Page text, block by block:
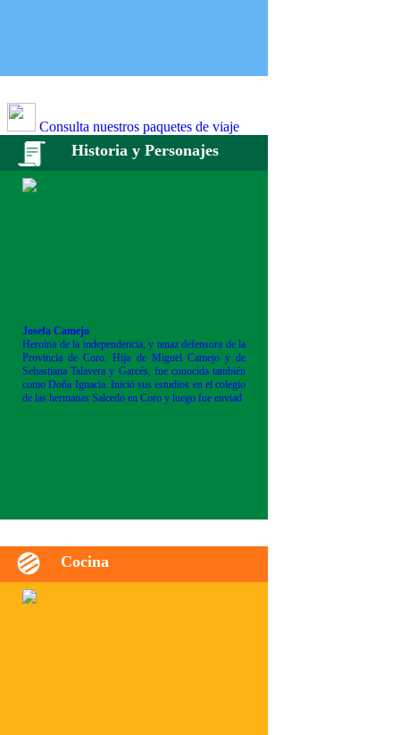
Consulta nuestros paquetes de viaje
Historia y Personajes
Josefa Camejo
Heroína de la independencia, y tenaz defensora de la
Provincia de Coro. Hija de Miguel Camejo y de
Sebastiana Talavera y Garcés, fue conocida también
como Doña Ignacia. Inició sus estudios en el colegio
de las hermanas Salcedo en Coro y luego fue enviad
Cocina